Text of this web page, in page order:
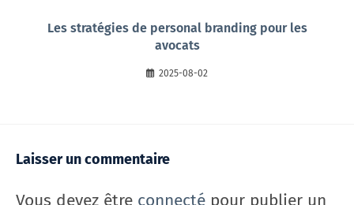
Les stratégies de personal branding pour les
avocats
2025-08-02
Laisser un commentaire
Vous devez être connecté pour publier un